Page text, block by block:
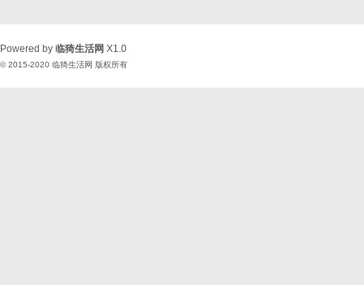
Powered by 临猗生活网 X1.0
© 2015-2020 临猗生活网 版权所有